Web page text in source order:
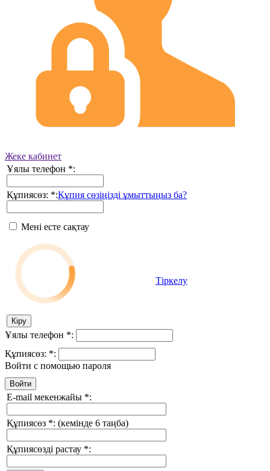
Жеке кабинет
Ұялы телефон *:
Құпиясөз: *:Құпия сөзіңізді ұмыттыңыз ба?
Мені есте сақтау
Тіркелу
Ұялы телефон *:
Құпиясөз: *:
Войти с помощью пароля
E-mail мекенжайы *:
Құпиясөз *: (кемінде 6 таңба)
Құпиясөзді растау *: